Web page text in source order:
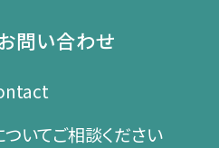
問い合わせ
いて​ご相談ください​